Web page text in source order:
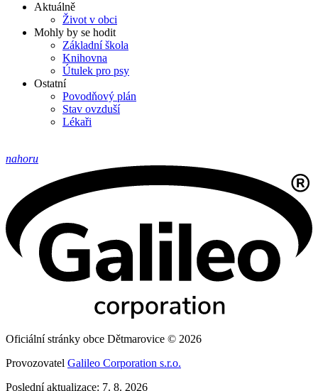
Aktuálně
Život v obci
Mohly by se hodit
Základní škola
Knihovna
Útulek pro psy
Ostatní
Povodňový plán
Stav ovzduší
Lékaři
nahoru
Oficiální stránky obce Dětmarovice © 2026
Provozovatel Galileo Corporation s.r.o.
Poslední aktualizace: 7. 8. 2026